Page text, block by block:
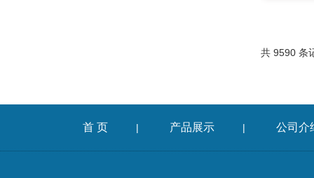
共 9590 条
首 页 | 产品展示 | 公司介